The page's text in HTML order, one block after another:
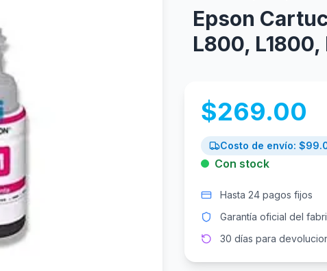
Epson
L800,
$269.00
Costo de envío: $
Con stock
Hasta 24 pagos fijos
Garantía oficial del
30 días para